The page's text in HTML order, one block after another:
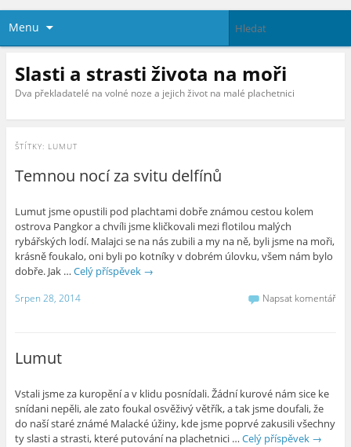
Menu
Slasti a strasti života na moři
Dva překladatelé na volné noze a jejich život na malé plachetnici
ŠTÍTKY: LUMUT
Temnou nocí za svitu delfínů
Lumut jsme opustili pod plachtami dobře známou cestou kolem
ostrova Pangkor a chvíli jsme kličkovali mezi flotilou malých
rybářských lodí. Malajci se na nás zubili a my na ně, byli jsme na moři,
krásně foukalo, oni byli po kotníky v dobrém úlovku, všem nám bylo
dobře. Jak … Celý příspěvek →
Srpen 28, 2014 Napsat komentář
Lumut
Vstali jsme za kuropění a v klidu posnídali. Žádní kurové nám sice ke
snídani nepěli, ale zato foukal osvěživý větřík, a tak jsme doufali, že
do naší staré známé Malacké úžiny, kde jsme poprvé zakusili všechny
ty slasti a strasti, které putování na plachetnici … Celý příspěvek →